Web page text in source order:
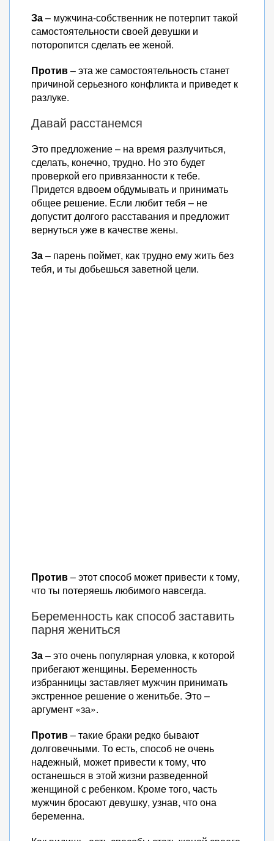
За– мужчина-собственник не потерпит такой
самостоятельности своей девушки и
поторопится сделать ее женой.
Против– эта же самостоятельность станет
причиной серьезного конфликта и приведет к
разлуке.
Давай расстанемся
Это предложение – на время разлучиться,
сделать, конечно, трудно. Но это будет
проверкой его привязанности к тебе.
Придется вдвоем обдумывать и принимать
общее решение. Если любит тебя – не
допустит долгого расставания и предложит
вернуться уже в качестве жены.
За– парень поймет, как трудно ему жить без
тебя, и ты добьешься заветной цели.
Против– этот способ может привести к тому,
что ты потеряешь любимого навсегда.
Беременность как способ заставить
парня жениться
За– это очень популярная уловка, к которой
прибегают женщины. Беременность
избранницы заставляет мужчин принимать
экстренное решение о женитьбе. Это –
аргумент «за».
Против– такие браки редко бывают
долговечными. То есть, способ не очень
надежный, может привести к тому, что
останешься в этой жизни разведенной
женщиной с ребенком. Кроме того, часть
мужчин бросают девушку, узнав, что она
беременна.